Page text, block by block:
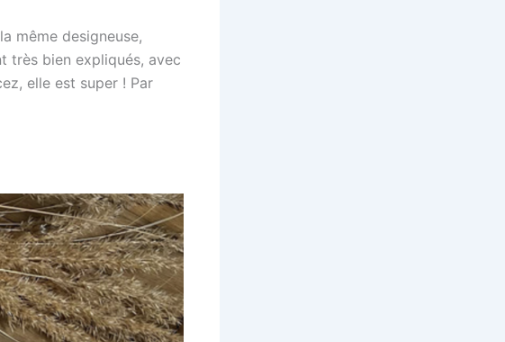
même designeuse,
très bien expliqués, avec
elle est super ! Par